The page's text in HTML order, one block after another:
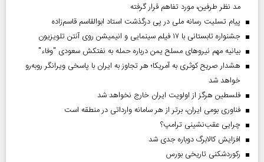
مد نظر طرفین، مورد تفاهم قرار گرفته
پیام تسلیت رسانه ملی در پی درگذشت استاد ابوالقاسم قاسم‌زاده
جشنواره تابستانی با ۱۷ فیلم سینمایی و انیمیشن روی آنتن تلویزیون
بیانیه مهم نیروهای مسلح یمن درباره حمله به نفتکش سعودی "وفاء"
هشدار صریح کوثری به آمریکا؛ هر تجاوز به ایران با پاسخی ویرانگر روبه‌رو
خواهد شد
فلسطین هرگز از اولویت ایران خارج نخواهد شد
فناوری بومی ایران، برتر از هر سامانه وارداتی در منطقه است
چرایی عقب‌نشینی ترامپ؟
افزایش کالابرگ دوباره جدی شد
رکوردشکنی تاریخی بورس